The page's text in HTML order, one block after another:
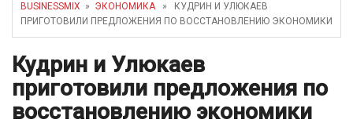
как защитить свой бизнес?
BUSINESSMIX » ЭКОНОМИКА» КУДРИН И УЛЮКАЕВ
ПРИГОТОВИЛИ ПРЕДЛОЖЕНИЯ ПО ВОССТАНОВЛЕНИЮ ЭКОНОМИКИ
Кудрин и Улюкаев
приготовили предложения по
восстановлению экономики